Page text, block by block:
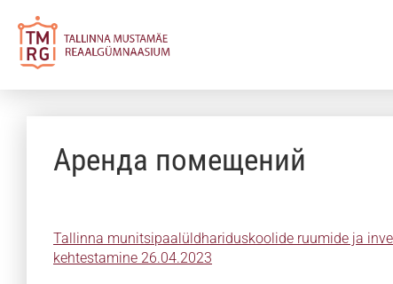
Аренда помещений
Tallinna munitsipaalüldhariduskoolide ruumide ja
kehtestamine 26.04.2023